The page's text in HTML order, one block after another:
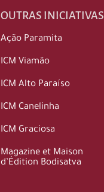
OUTRAS INICIATIVAS
Ação Paramita
ICM Viamão
ICM Alto Paraíso
ICM Canelinha
ICM Graciosa
Magazine et Maison
d’Édition Bodisatva